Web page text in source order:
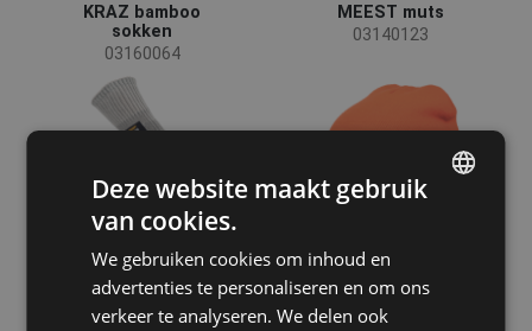
KRAZ bamboo
sokken
03160064
MEEST muts
03140123
CZECH
HUNGARIAN
Deze website maakt gebruik
van cookies.
We gebruiken cookies om inhoud en
advertenties te personaliseren en om ons
verkeer te analyseren. We delen ook